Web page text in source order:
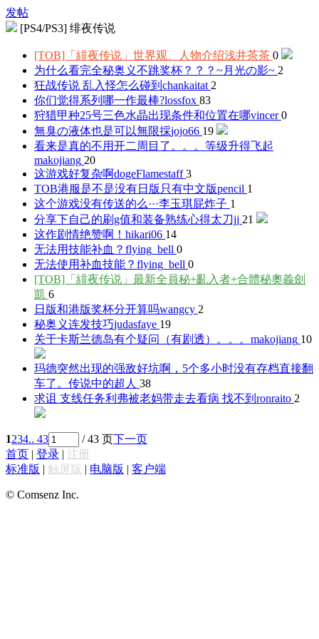
发帖
[PS4/PS3] 绯夜传说
[TOB]「緋夜传说」世界观、人物介绍浅井茶茶 0
为什么看完全秘奥义不跳奖杯？？？ ~月光の影~ 2
狂战传说 乱入怪怎么碰到 chankaitat 2
你们觉得系列哪一作最棒?lossfox 83
狩猎甲种25号三色水晶出现条件和位置在哪vincer 0
無臭の液体也是可以無限採jojo66 19
看来是真的不用开二周目了。。。等级升得飞起
makojiang 20
这游戏好复杂啊dogeFlamestaff 3
TOB港服是不是没有日版只有中文版pencil 1
这个游戏没有传送的么···李玉琪屁炸子 1
分享下自己的刷g值和装备熟练心得太刀jj 21
这作剧情绝赞啊！ hikari06 14
无法用技能补血？ flying_bell 0
无法使用补血技能？ flying_bell 0
[TOB]「緋夜传说」最新全員秘+亂入者+合體秘奧義劍
凱 6
日版和港版奖杯分开算吗wangcy 2
秘奥义连发技巧judasfaye 19
关于卡斯兰德岛有个疑问（有剧透）。。。 makojiang 10
玛德突然出现的强敌好坑啊，5个多小时没有存档直接翻
车了。 传说中的超人 38
求诅 支线任务利弗被老妈带走去看病 找不到 ronraito 2
1234.. 43 / 43 页下一页
首页 | 登录 | 注册
标准版 | 触屏版 | 电脑版 | 客户端
© Comsenz Inc.